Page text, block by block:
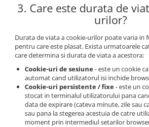
3. Care este durata de
urilor?
Durata de viata a cookie-urilor poate varia in
pentru care este plasat. Exista urmatoarele
care determina si durata de viata a acestora:
Cookie-uri de sesiune- este un cookie
automat cand utilizatorul isi inchide
Cookie-uri persistente / fixe- este un
stocat in terminalul utilizatorului pana
data de expirare (cateva minute, zile sau
sau pana la stegerea acestuia de catre
moment prin intermediul setarilor